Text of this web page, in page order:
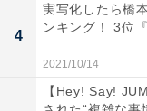
は里奈の姿が。店
奈に頼まれて瓜生
方、里奈は蓮に、
つけてた。私、離
4
実写化したら橋
ンキング！ 3位
2021/10/14
【Hey! Say!